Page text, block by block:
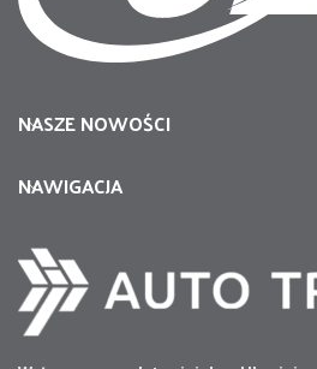
NASZE NOWOŚCI
NAWIGACJA